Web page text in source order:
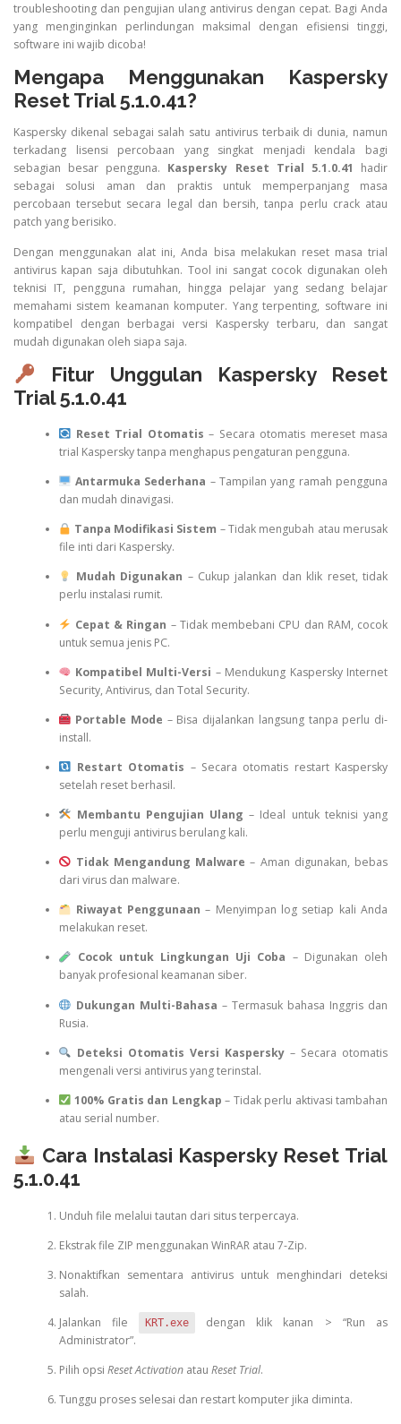
troubleshooting dan pengujian ulang antivirus dengan cepat. Bagi Anda
yang menginginkan perlindungan maksimal dengan efisiensi tinggi,
software ini wajib dicoba!
Mengapa Menggunakan Kaspersky
Reset Trial 5.1.0.41?
Kaspersky dikenal sebagai salah satu antivirus terbaik di dunia, namun
terkadang lisensi percobaan yang singkat menjadi kendala bagi
sebagian besar pengguna. Kaspersky Reset Trial 5.1.0.41
hadir
sebagai solusi aman dan praktis untuk memperpanjang masa
percobaan tersebut secara legal dan bersih, tanpa perlu crack atau
patch yang berisiko.
Dengan menggunakan alat ini, Anda bisa melakukan reset masa trial
antivirus kapan saja dibutuhkan. Tool ini sangat cocok digunakan oleh
teknisi IT, pengguna rumahan, hingga pelajar yang sedang belajar
memahami sistem keamanan komputer. Yang terpenting, software ini
kompatibel dengan berbagai versi Kaspersky terbaru, dan sangat
mudah digunakan oleh siapa saja.
Fitur Unggulan Kaspersky Reset
Trial 5.1.0.41
Reset Trial Otomatis – Secara otomatis mereset masa
trial Kaspersky tanpa menghapus pengaturan pengguna.
Antarmuka Sederhana – Tampilan yang ramah pengguna
dan mudah dinavigasi.
Tanpa Modifikasi Sistem – Tidak mengubah atau merusak
file inti dari Kaspersky.
Mudah Digunakan – Cukup jalankan dan klik reset, tidak
perlu instalasi rumit.
Cepat & Ringan – Tidak membebani CPU dan RAM, cocok
untuk semua jenis PC.
Kompatibel Multi-Versi – Mendukung Kaspersky Internet
Security, Antivirus, dan Total Security.
Portable Mode – Bisa dijalankan langsung tanpa perlu di-
install.
Restart Otomatis – Secara otomatis restart Kaspersky
setelah reset berhasil.
Membantu Pengujian Ulang – Ideal untuk teknisi yang
perlu menguji antivirus berulang kali.
Tidak Mengandung Malware – Aman digunakan, bebas
dari virus dan malware.
Riwayat Penggunaan – Menyimpan log setiap kali Anda
melakukan reset.
Cocok untuk Lingkungan Uji Coba – Digunakan oleh
banyak profesional keamanan siber.
Dukungan Multi-Bahasa – Termasuk bahasa Inggris dan
Rusia.
Deteksi Otomatis Versi Kaspersky– Secara otomatis
mengenali versi antivirus yang terinstal.
100% Gratis dan Lengkap – Tidak perlu aktivasi tambahan
atau serial number.
Cara Instalasi Kaspersky Reset Trial
5.1.0.41
Unduh file melalui tautan dari situs terpercaya.
Ekstrak file ZIP menggunakan WinRAR atau 7-Zip.
Nonaktifkan sementara antivirus untuk menghindari deteksi
salah.
Jalankan file
KRT.exe
dengan klik kanan > “Run as
Administrator”.
Pilih opsi Reset Activationatau Reset Trial.
Tunggu proses selesai dan restart komputer jika diminta.